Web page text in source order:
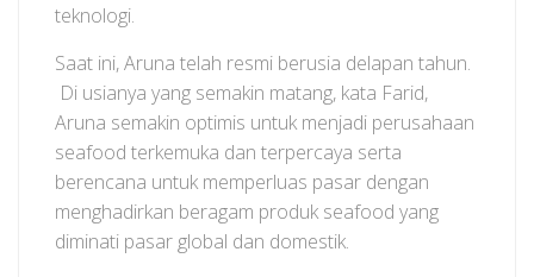
teknologi.
Saat ini, Aruna telah resmi berusia delapan tahun.
Di usianya yang semakin matang, kata Farid,
Aruna semakin optimis untuk menjadi perusahaan
seafood terkemuka dan terpercaya serta
berencana untuk memperluas pasar dengan
menghadirkan beragam produk seafood yang
diminati pasar global dan domestik.